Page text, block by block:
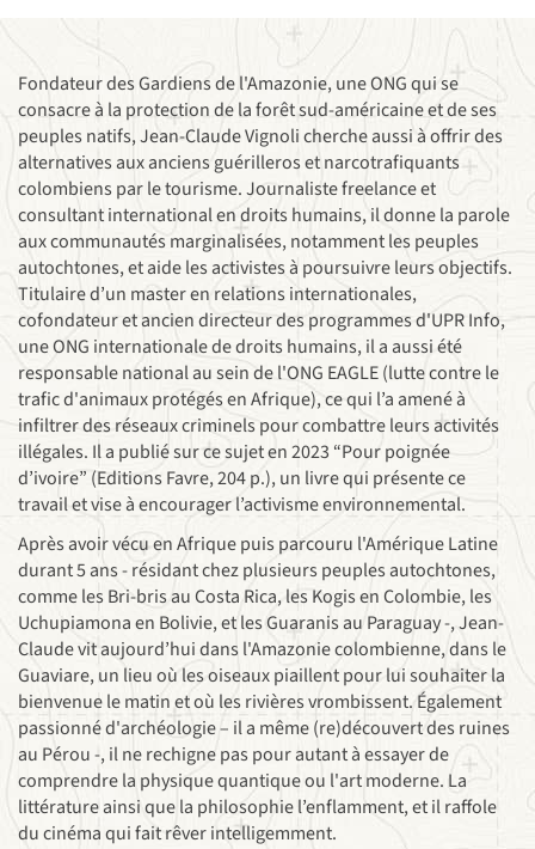
Fondateur des Gardiens de l'Amazonie, une ONG qui se
consacre à la protection de la forêt sud-américaine et de ses
peuples natifs, Jean-Claude Vignoli cherche aussi à offrir des
alternatives aux anciens guérilleros et narcotrafiquants
colombiens par le tourisme. Journaliste freelance et
consultant international en droits humains, il donne la parole
aux communautés marginalisées, notamment les peuples
autochtones, et aide les activistes à poursuivre leurs objectifs.
Titulaire d’un master en relations internationales,
cofondateur et ancien directeur des programmes d'UPR Info,
une ONG internationale de droits humains, il a aussi été
responsable national au sein de l'ONG EAGLE (lutte contre le
trafic d'animaux protégés en Afrique), ce qui l’a amené à
infiltrer des réseaux criminels pour combattre leurs activités
illégales. Il a publié sur ce sujet en 2023 “Pour poignée
d’ivoire” (Editions Favre, 204 p.), un livre qui présente ce
travail et vise à encourager l’activisme environnemental.
Après avoir vécu en Afrique puis parcouru l'Amérique Latine
durant 5 ans - résidant chez plusieurs peuples autochtones,
comme les Bri-bris au Costa Rica, les Kogis en Colombie, les
Uchupiamona en Bolivie, et les Guaranis au Paraguay -, Jean-
Claude vit aujourd’hui dans l'Amazonie colombienne, dans le
Guaviare, un lieu où les oiseaux piaillent pour lui souhaiter la
bienvenue le matin et où les rivières vrombissent. Également
passionné d'archéologie – il a même (re)découvert des ruines
au Pérou -, il ne rechigne pas pour autant à essayer de
comprendre la physique quantique ou l'art moderne. La
littérature ainsi que la philosophie l’enflamment, et il raffole
du cinéma qui fait rêver intelligemment.